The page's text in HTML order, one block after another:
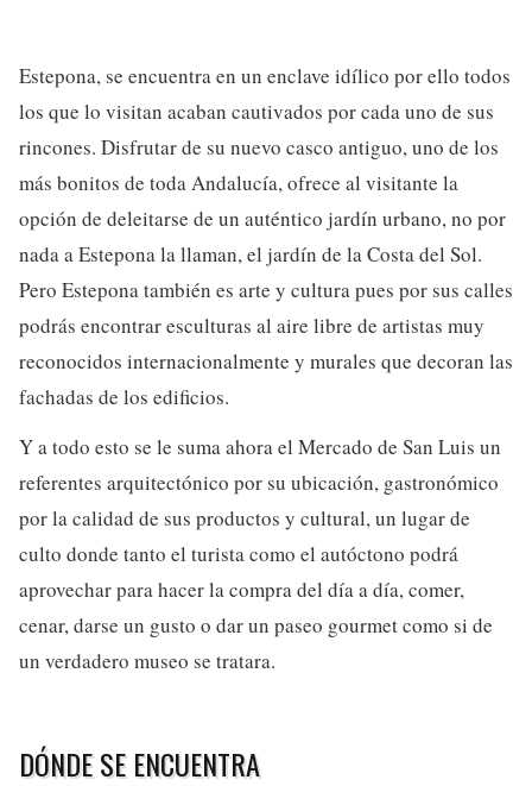
Estepona, se encuentra en un enclave idílico por ello todos
los que lo visitan acaban cautivados por cada uno de sus
rincones. Disfrutar de su nuevo casco antiguo, uno de los
más bonitos de toda Andalucía, ofrece al visitante la
opción de deleitarse de un auténtico jardín urbano, no por
nada a Estepona la llaman, el jardín de la Costa del Sol.
Pero Estepona también es arte y cultura pues por sus calles
podrás encontrar esculturas al aire libre de artistas muy
reconocidos internacionalmente y murales que decoran las
fachadas de los edificios.
Y a todo esto se le suma ahora el Mercado de San Luis un
referentes arquitectónico por su ubicación, gastronómico
por la calidad de sus productos y cultural, un lugar de
culto donde tanto el turista como el autóctono podrá
aprovechar para hacer la compra del día a día, comer,
cenar, darse un gusto o dar un paseo gourmet como si de
un verdadero museo se tratara.
DÓNDE SE ENCUENTRA